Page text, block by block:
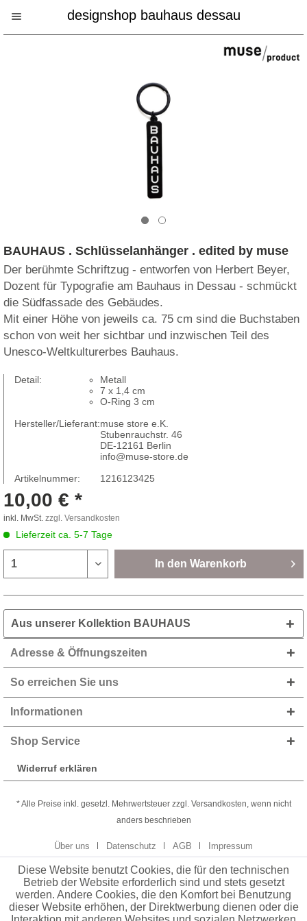
designshop bauhaus dessau
BAUHAUS . Schlüsselanhänger . edited by muse
Der berühmte Schriftzug - entworfen von Herbert Beyer,
Dozent für Typografie am Bauhaus in Dessau - schmückt
die Südfassade des Gebäudes.
Mit einer Höhe von jeweils ca. 75 cm sind die Buchstaben
schon von weit her sichtbar und inzwischen Teil des
Unesco-Weltkulturerbes Bauhaus.
Detail:
Metall
7 x 1,4 cm
O-Ring 3 cm
Hersteller/Lieferant:muse store e.K.
Stubenrauchstr. 46
DE-12161 Berlin
info@muse-store.de
Artikelnummer:
1216123425
10,00 € *
inkl. MwSt. zzgl. Versandkosten
Lieferzeit ca. 5-7 Tage
In den Warenkorb
Aus unserer Kollektion BAUHAUS
Adresse & Öffnungszeiten
So erreichen Sie uns
Informationen
Shop Service
Widerruf erklären
* Alle Preise inkl. gesetzl. Mehrwertsteuer zzgl. Versandkosten, wenn nicht
anders beschrieben
Über uns Datenschutz AGB Impressum
Diese Website benutzt Cookies, die für den technischen
Betrieb der Website erforderlich sind und stets gesetzt
werden. Andere Cookies, die den Komfort bei Benutzung
dieser Website erhöhen, der Direktwerbung dienen oder die